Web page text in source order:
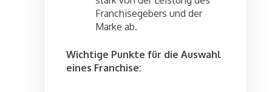
Franchisegebers und der
Marke ab.
Wichtige Punkte für die Auswahl
eines Franchise: